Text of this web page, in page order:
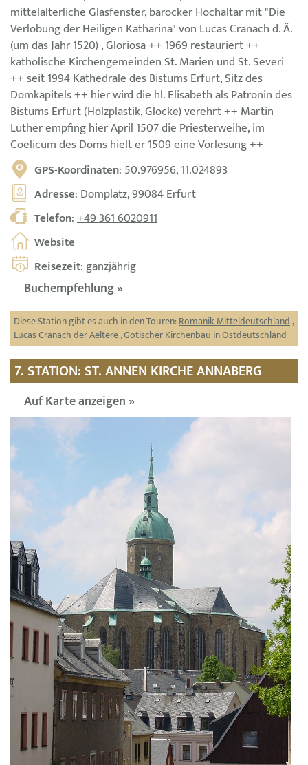
mittelalterliche Glasfenster, barocker Hochaltar mit "Die
Verlobung der Heiligen Katharina" von Lucas Cranach d. Ä.
(um das Jahr 1520) , Gloriosa ++ 1969 restauriert ++
katholische Kirchengemeinden St. Marien und St. Severi
++ seit 1994 Kathedrale des Bistums Erfurt, Sitz des
Domkapitels ++ hier wird die hl. Elisabeth als Patronin des
Bistums Erfurt (Holzplastik, Glocke) verehrt ++ Martin
Luther empfing hier April 1507 die Priesterweihe, im
Coelicum des Doms hielt er 1509 eine Vorlesung ++
GPS-Koordinaten: 50.976956, 11.024893
Adresse: Domplatz, 99084 Erfurt
Telefon:+49 361 6020911
Website
Reisezeit: ganzjährig
Buchempfehlung »
Diese Station gibt es auch in den Touren:Romanik Mitteldeutschland,
Lucas Cranach der Aeltere,Gotischer Kirchenbau in Ostdeutschland
7. STATION: ST. ANNEN KIRCHE ANNABERG
Auf Karte anzeigen »